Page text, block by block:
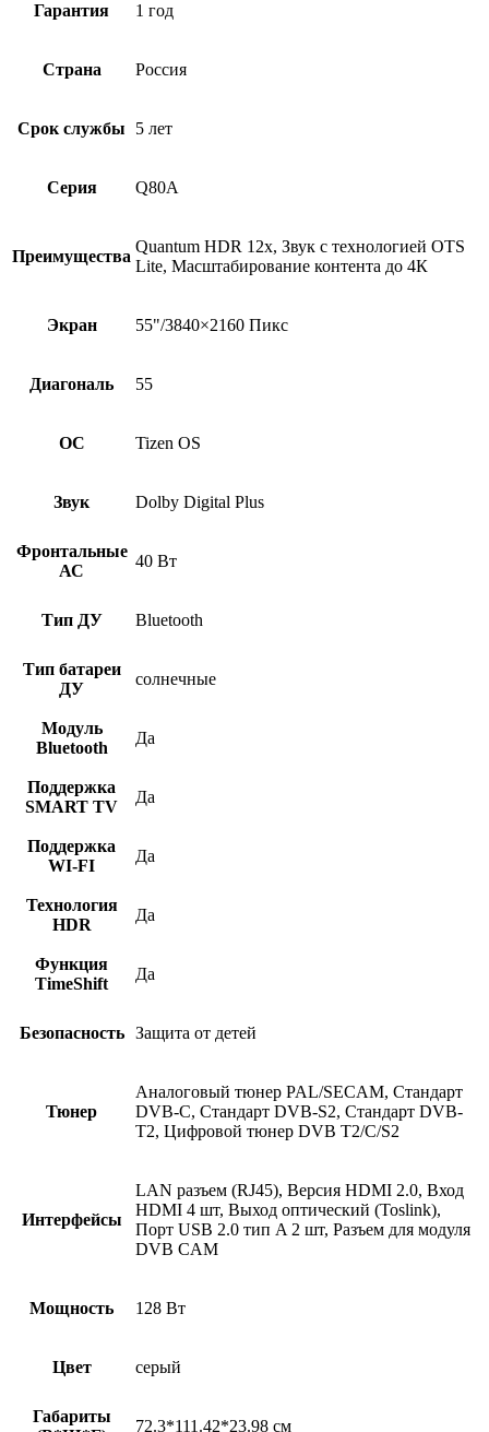
Гарантия 1 год
Страна Россия
Срок службы 5 лет
Серия Q80A
Преимущества
Quantum HDR 12x, Звук с технологией OTS
Lite, Масштабирование контента до 4К
Экран 55"/3840×2160 Пикс
Диагональ 55
ОС Tizen OS
Звук Dolby Digital Plus
Фронтальные
АС
40 Вт
Тип ДУ Bluetooth
Тип батареи
ДУ
солнечные
Модуль
Bluetooth
Да
Поддержка
SMART TV
Да
Поддержка
WI-FI
Да
Технология
HDR
Да
Функция
TimeShift
Да
Безопасность Защита от детей
Тюнер
Аналоговый тюнер PAL/SECAM, Стандарт
DVB-C, Стандарт DVB-S2, Стандарт DVB-
T2, Цифровой тюнер DVB T2/C/S2
Интерфейсы
LAN разъем (RJ45), Версия HDMI 2.0, Вход
HDMI 4 шт, Выход оптический (Toslink),
Порт USB 2.0 тип A 2 шт, Разъем для модуля
DVB CAM
Мощность 128 Вт
Цвет серый
Габариты
72.3*111.42*23.98 см